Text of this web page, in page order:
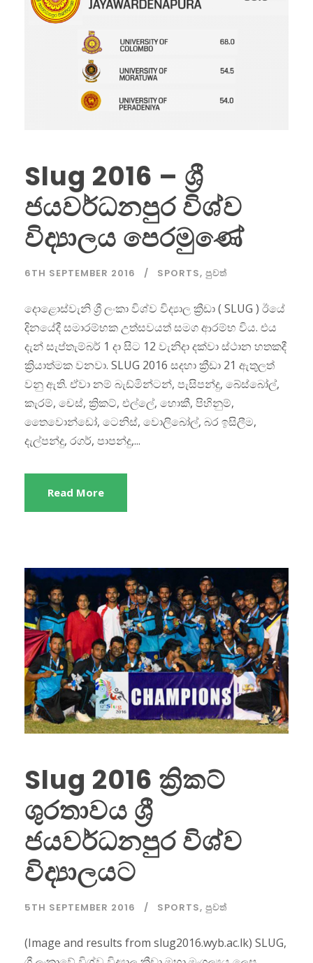
Slug 2016 – ශ්‍රී
ජයවර්ධනපුර විශ්ව
විද්‍යාලය පෙරමුණේ
6TH SEPTEMBER 2016 SPORTS, පුවත්
දොළොස්වැනි ශ්‍රී ලංකා විශ්ව විද්‍යාල ක්‍රීඩා ( SLUG ) ඊයේ
දිනයේදී සමාරම්භක උත්සවයත් සමග ආරම්භ විය. එය
දැන් සැප්තැම්බර් 1 දා සිට 12 වැනිදා දක්වා ස්ථාන හතකදී
ක්‍රියාත්මක වනවා. SLUG 2016 සදහා ක්‍රීඩා 21 ඇතුලත්
වනු ඇති. ඒවා නම් බැඩ්මින්ටන්, පැසිපන්දු, බේස්බෝල්,
කැරම්, චෙස්, ක්‍රිකට්, එල්ලේ, හොකී, පිහිනුම්,
තෛවොන්ඩෝ, ටෙනිස්, වොලිබෝල්, බර ඉසිලීම,
දැල්පන්දු, රගර්, පාපන්දු,...
Read More
Slug 2016 ක්‍රිකට්
ශුරතාවය ශ්‍රී
ජයවර්ධනපුර විශ්ව
විද්‍යාලයට
5TH SEPTEMBER 2016 SPORTS, පුවත්
(Image and results from slug2016.wyb.ac.lk) SLUG,